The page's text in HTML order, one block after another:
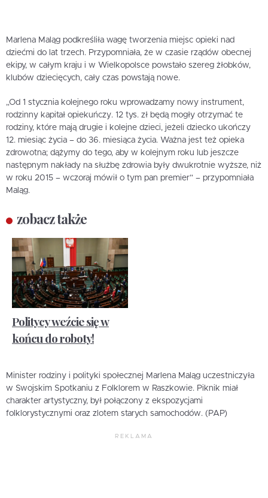
Marlena Maląg podkreśliła wagę tworzenia miejsc opieki nad
dziećmi do lat trzech. Przypomniała, że w czasie rządów obecnej
ekipy, w całym kraju i w Wielkopolsce powstało szereg żłobków,
klubów dziecięcych, cały czas powstają nowe.
„Od 1 stycznia kolejnego roku wprowadzamy nowy instrument,
rodzinny kapitał opiekuńczy. 12 tys. zł będą mogły otrzymać te
rodziny, które mają drugie i kolejne dzieci, jeżeli dziecko ukończy
12. miesiąc życia – do 36. miesiąca życia. Ważna jest też opieka
zdrowotna; dążymy do tego, aby w kolejnym roku lub jeszcze
następnym nakłady na służbę zdrowia były dwukrotnie wyższe, niż
w roku 2015 – wczoraj mówił o tym pan premier” – przypomniała
Maląg.
zobacz także
Politycy weźcie się w
końcu do roboty!
Minister rodziny i polityki społecznej Marlena Maląg uczestniczyła
w Swojskim Spotkaniu z Folklorem w Raszkowie. Piknik miał
charakter artystyczny, był połączony z ekspozycjami
folklorystycznymi oraz zlotem starych samochodów. (PAP)
REKLAMA